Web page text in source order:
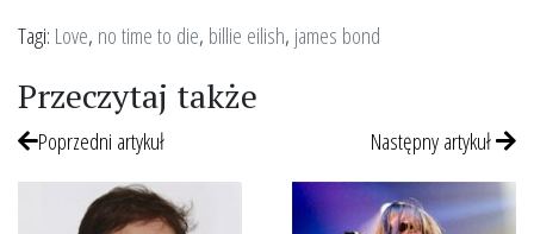
Tagi: Love, no time to die, billie eilish, james bond
Przeczytaj także
Poprzedni artykuł Następny artykuł